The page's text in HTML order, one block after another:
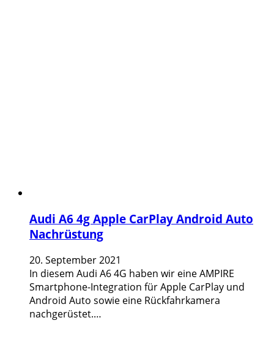
Audi A6 4g Apple CarPlay Android Auto
Nachrüstung
20. September 2021
In diesem Audi A6 4G haben wir eine AMPIRE
Smartphone-Integration für Apple CarPlay und
Android Auto sowie eine Rückfahrkamera
nachgerüstet.…